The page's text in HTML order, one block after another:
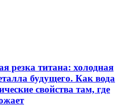
резка титана: холодная
будущего. Как вода
свойства там, где